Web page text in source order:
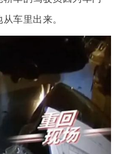
车里出来。